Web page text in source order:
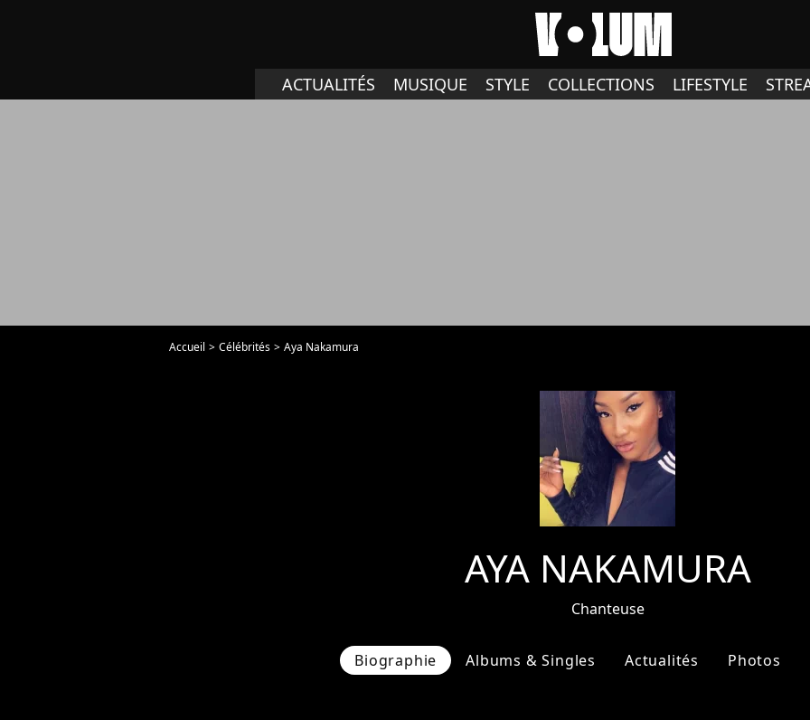
ACTUALITÉS MUSIQUE STYLE COLLECTIONS LIFESTYLE
Accueil Célébrités Aya Nakamura
AYA NAKAMURA
Chanteuse
Biographie Albums & Singles Actualités Photos